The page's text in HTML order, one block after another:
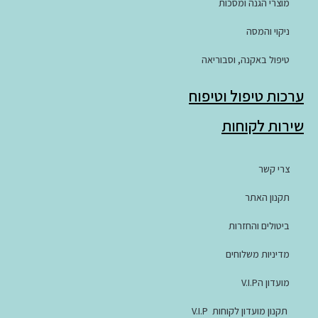
מוצרי הגנה ומסכות
ניקוי והמסה
טיפול באקנה, וסבוריאה
ערכות טיפול וטיפוח
שירות לקוחות
צרי קשר
תקנון האתר
ביטולים והחזרות
מדיניות משלוחים
מועדון הV.I.P
תקנון מועדון לקוחות V.I.P